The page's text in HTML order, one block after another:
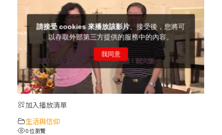
【信仰之旅】第十一集：「教 會」—林必能
神父
【信仰之旅】第十集：「逾越奧蹟」— 錢玲
珠老師
(5)黃敏正主教帶你做「四旬期避靜」—【逾
加入播放清單
生活與信仰
0 位瀏覽